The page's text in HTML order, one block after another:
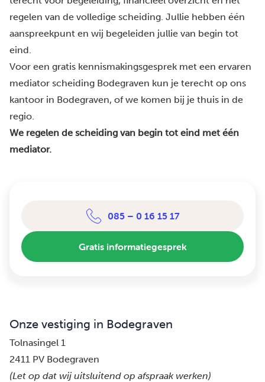
regelen van de volledige scheiding. Jullie hebben één
aanspreekpunt en wij begeleiden jullie van begin tot
eind.
Voor een gratis kennismakingsgesprek met een ervaren
mediator scheiding Bodegraven kun je terecht op ons
kantoor in Bodegraven, of we komen bij je thuis in de
regio.
We regelen de scheiding van begin tot eind met één
mediator.
085 – 0 16 15 17
Gratis informatiegesprek
Onze vestiging in Bodegraven
Tolnasingel 1
2411 PV Bodegraven
(Let op dat wij uitsluitend op afspraak werken)